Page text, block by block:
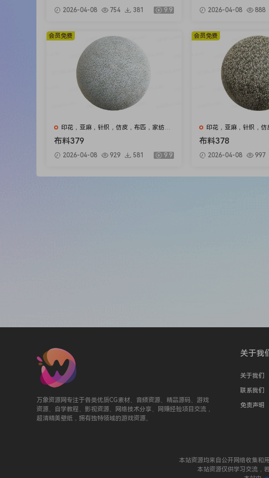
2026-04-08 754 381 9.9 2026-04-08 888
印花，亚麻，针织，仿皮，布匹，家纺，
绒布
布料379
2026-04-08 929 581 9.9
会员免费
印花，亚麻，针织，仿
绒布
布料378
2026-04-08 997
会员免费
万象资源网专注于各类优质CG素材、音频资源、精品源码、游戏
资源、自学教程、影视资源、网络技术分享、网赚经验项目交流，
超清精美壁纸，拥有独特领域的游戏资源。
关于我
关于我们
联系我们
免责声明
本站资源均来自公开网络收集和
本站资源仅供学习交流，